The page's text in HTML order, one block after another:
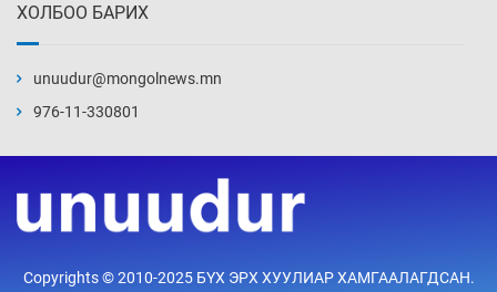
Уржигдар 13 цаг 00 мин
Уржигдар 12 цаг 30 мин
үйлчилж буй гэв
ХОЛБОО БАРИХ
unuudur@mongolnews.mn
976-11-330801
Copyrights © 2010-2025 БҮХ ЭРХ ХУУЛИАР ХАМГААЛАГДСАН.